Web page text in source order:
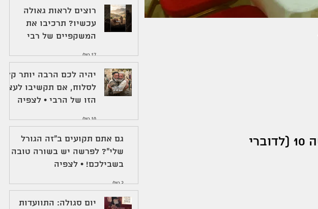
רוצים לראות גאולה
עכשיו? תרכיבו את
המשקפיים של רבי
17 ביולי
יהיה לכם הרבה יותר קל
לסלוח, אם תקשיבו לעצה
הזו של הרבי • לצפיה
10 ביולי
גם אתם תקועים ב"זה הגורל
שלי"? לפרשה יש בשורה טובה
בשבילכם! • לצפיה
3 ביולי
יום סגולה: התוועדות
בשעה 20:00 באולם של מקבץ הדיור ברח' השיטה 10 (לדוברי